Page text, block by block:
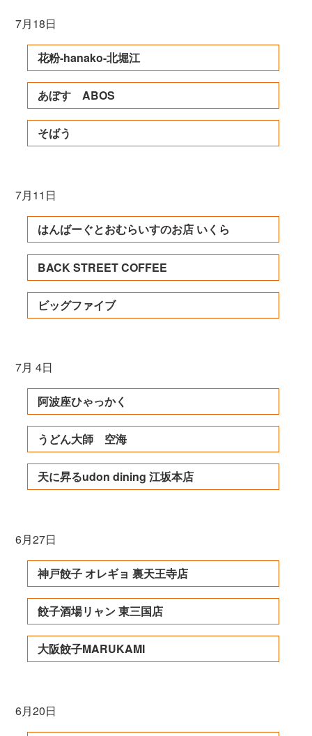
7月18日
花粉-hanako-北堀江
あぼす ABOS
そばう
7月11日
はんばーぐとおむらいすのお店 いくら
BACK STREET COFFEE
ビッグファイブ
7月 4日
阿波座ひゃっかく
うどん大師 空海
天に昇るudon dining 江坂本店
6月27日
神戸餃子 オレギョ 裏天王寺店
餃子酒場リャン 東三国店
大阪餃子MARUKAMI
6月20日